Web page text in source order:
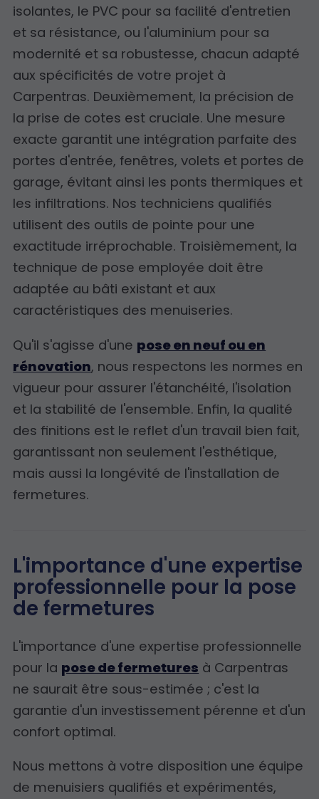
isolantes, le PVC pour sa facilité d'entretien
et sa résistance, ou l'aluminium pour sa
modernité et sa robustesse, chacun adapté
aux spécificités de votre projet à
Carpentras. Deuxièmement, la précision de
la prise de cotes est cruciale. Une mesure
exacte garantit une intégration parfaite des
portes d'entrée, fenêtres, volets et portes de
garage, évitant ainsi les ponts thermiques et
les infiltrations. Nos techniciens qualifiés
utilisent des outils de pointe pour une
exactitude irréprochable. Troisièmement, la
technique de pose employée doit être
adaptée au bâti existant et aux
caractéristiques des menuiseries.
Qu'il s'agisse d'une pose en neuf ou en
rénovation, nous respectons les normes en
vigueur pour assurer l'étanchéité, l'isolation
et la stabilité de l'ensemble. Enfin, la qualité
des finitions est le reflet d'un travail bien fait,
garantissant non seulement l'esthétique,
mais aussi la longévité de l'installation de
fermetures.
L'importance d'une expertise
professionnelle pour la pose
de fermetures
L'importance d'une expertise professionnelle
pour la pose de fermetures à Carpentras
ne saurait être sous-estimée ; c'est la
garantie d'un investissement pérenne et d'un
confort optimal.
Nous mettons à votre disposition une équipe
de menuisiers qualifiés et expérimentés,